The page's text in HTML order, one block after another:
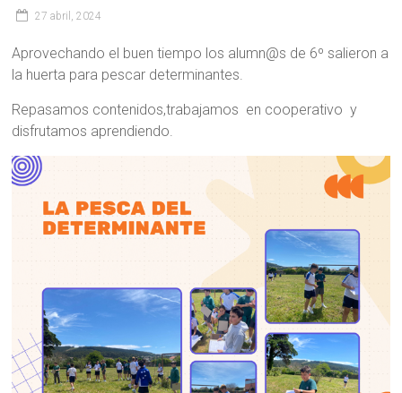
27 abril, 2024
Aprovechando el buen tiempo los alumn@s de 6º salieron a
la huerta para pescar determinantes.
Repasamos contenidos,trabajamos en cooperativo y
disfrutamos aprendiendo.